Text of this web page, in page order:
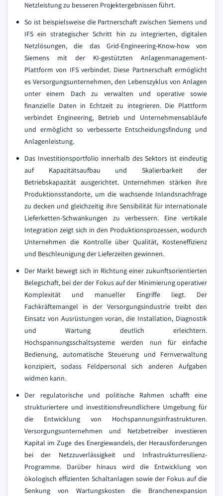
Netzleistung zu besseren Projektergebnissen führt.
So ist beispielsweise die Partnerschaft zwischen Siemens und
IFS ein strategischer Schritt hin zu integrierten, digitalen
Netzlösungen, die das Grid-Engineering-Know-how von
Siemens mit der KI-gestützten Anlagenmanagement-
Plattform von IFS verbindet. Diese Partnerschaft ermöglicht
es Versorgungsunternehmen, den Lebenszyklus von Anlagen
unter einem Dach zu verwalten und operative sowie
finanzielle Daten in Echtzeit zu integrieren. Die Plattform
verbindet Engineering, Betrieb und Unternehmensabläufe
und ermöglicht so verbesserte Entscheidungsfindung und
Anlagenleistung.
Das Investitionsportfolio innerhalb des Sektors ist eindeutig
auf Kapazitätsaufbau und Skalierbarkeit der
Betriebskapazität ausgerichtet. Unternehmen stärken ihre
Produktionsstandorte, um die wachsende Inlandsnachfrage
zu decken und gleichzeitig ihre Sensibilität für internationale
Lieferketten-Schwankungen zu verbessern. Eine vertikale
Integration zeigt sich in den Produktionsprozessen, wodurch
Unternehmen die Kontrolle über Qualität, Kosteneffizienz
und Beschleunigung der Lieferzeiten gewinnen.
Der Markt bewegt sich in Richtung einer zukunftsorientierten
Belegschaft, bei der der Fokus auf der Minimierung operativer
Komplexität und manueller Eingriffe liegt. Der
Fachkräftemangel in der Versorgungsindustrie treibt den
Einsatz von Ausrüstungen voran, die Installation, Diagnostik
und Wartung deutlich erleichtern.
Hochspannungsschaltsysteme werden nun für einfache
Bedienung, automatische Steuerung und Fernverwaltung
konzipiert, sodass Feldpersonal sich anderen Aufgaben
widmen kann.
Der regulatorische und politische Rahmen schafft eine
strukturiertere und investitionsfreundlichere Umgebung für
die Entwicklung von Hochspannungsinfrastrukturen.
Versorgungsunternehmen und Netzbetreiber investieren
Kapital im Zuge des Energiewandels, der Herausforderungen
bei der Netzzuverlässigkeit und Infrastrukturresilienz-
Programme. Darüber hinaus wird die Entwicklung von
ökologisch effizienten Schaltanlagen sowie der Fokus auf die
Senkung von Wartungskosten die Branchenexpansion